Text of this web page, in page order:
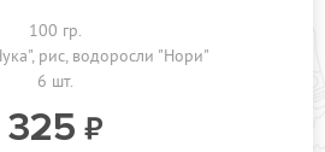
100 гр.
рис водоросли "Нори"
6 шт.
325